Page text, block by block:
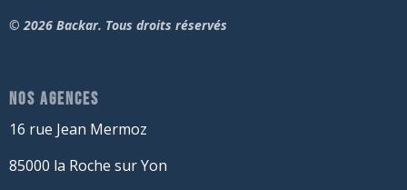
© 2026 Backar. Tous droits réservés
NOS AGENCES
16 rue Jean Mermoz
85000 la Roche sur Yon